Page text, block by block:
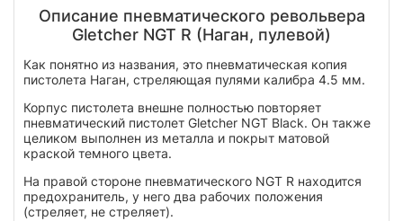
Описание пневматического револьвера
Gletcher NGT R (Наган, пулевой)
Как понятно из названия, это пневматическая копия
пистолета Наган, стреляющая пулями калибра 4.5 мм.
Корпус пистолета внешне полностью повторяет
пневматический пистолет Gletcher NGT Black. Он также
целиком выполнен из металла и покрыт матовой
краской темного цвета.
На правой стороне пневматического NGT R находится
предохранитель, у него два рабочих положения
(стреляет, не стреляет).